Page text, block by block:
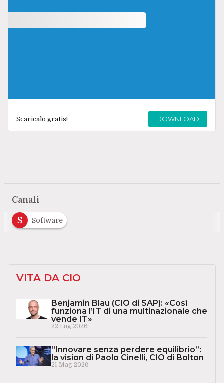
Scaricalo gratis! DOWNLOAD
Canali
S Software
VITA DA CIO
Benjamin Blau (CIO di SAP): «Così
funziona l’IT di una multinazionale che
vende IT»
22 Lug 2026
“Innovare senza perdere equilibrio”:
la vision di Paolo Cinelli, CIO di Bolton
21 Mag 2026